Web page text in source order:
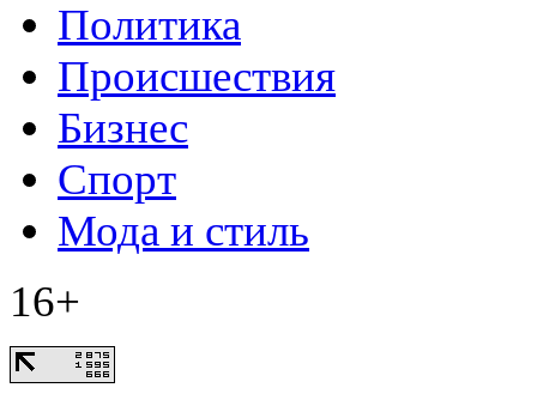
Политика
Происшествия
Бизнес
Спорт
Мода и стиль
16+